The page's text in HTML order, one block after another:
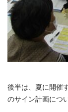
後半は、夏に開催
のサイン計画につ